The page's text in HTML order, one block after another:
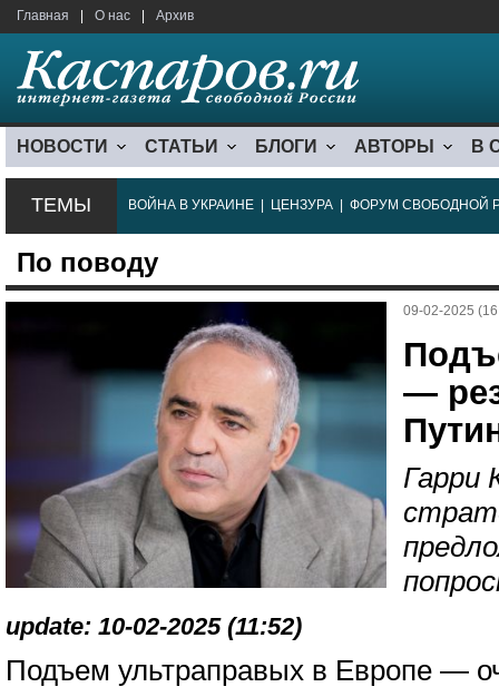
Главная О нас Архив
НОВОСТИ СТАТЬИ БЛОГИ АВТОРЫ В
ТЕМЫ ВОЙНА В УКРАИНЕ ЦЕНЗУРА ФОРУМ СВОБОДНОЙ
По поводу
09-02-2025
—
Гарри
update: 10-02-2025 (11:52)
Подъем ультраправых в Европе —